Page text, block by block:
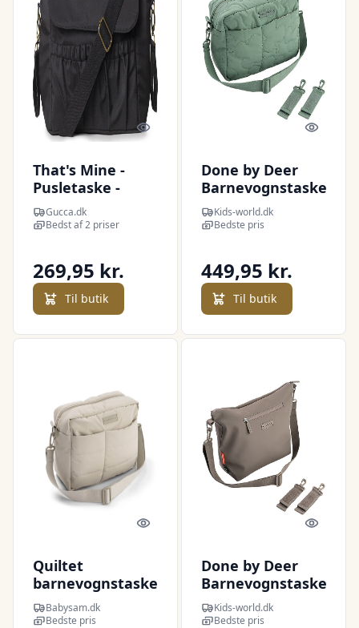
Quick look
That's Mine -
Pusletaske -
Benny - Sort
Gucca.dk
Bedst af 2 priser
269,95 kr.
Til butik
Quick
Done by Deer
Barnevognstaske
- Quilted - Grøn
Kids-world.dk
Bedste pris
449,95 kr.
Til butik
Quick look
Quiltet
barnevognstaske
Sand
Babysam.dk
Bedste pris
Quick
Done by Deer
Barnevognstaske
- Taupe
Kids-world.dk
Bedste pris